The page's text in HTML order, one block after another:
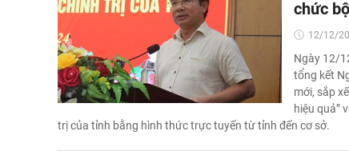
chức
12/12/
Ngày 12/
tổng kết
mới, sắp
hiệu quả”
trị của tỉnh bằng hình thức trực tuyến từ tỉnh đến cơ sở.